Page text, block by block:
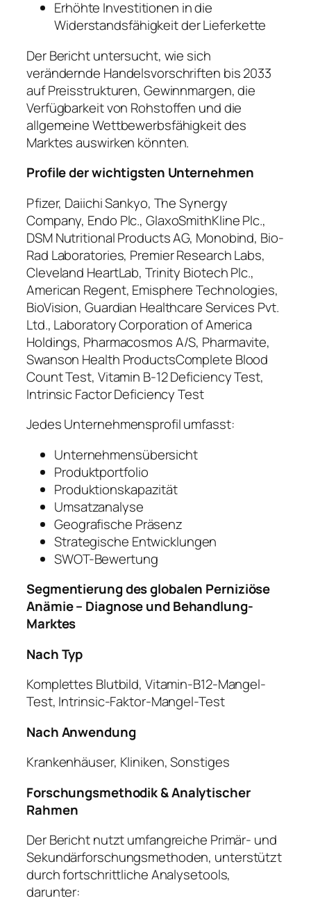
Erhöhte Investitionen in die
Widerstandsfähigkeit der Lieferkette
Der Bericht untersucht, wie sich
verändernde Handelsvorschriften bis 2033
auf Preisstrukturen, Gewinnmargen, die
Verfügbarkeit von Rohstoffen und die
allgemeine Wettbewerbsfähigkeit des
Marktes auswirken könnten.
Profile der wichtigsten Unternehmen
Pfizer, Daiichi Sankyo, The Synergy
Company, Endo Plc., GlaxoSmithKline Plc.,
DSM Nutritional Products AG, Monobind, Bio-
Rad Laboratories, Premier Research Labs,
Cleveland HeartLab, Trinity Biotech Plc.,
American Regent, Emisphere Technologies,
BioVision, Guardian Healthcare Services Pvt.
Ltd., Laboratory Corporation of America
Holdings, Pharmacosmos A/S, Pharmavite,
Swanson Health ProductsComplete Blood
Count Test, Vitamin B-12 Deficiency Test,
Intrinsic Factor Deficiency Test
Jedes Unternehmensprofil umfasst:
Unternehmensübersicht
Produktportfolio
Produktionskapazität
Umsatzanalyse
Geografische Präsenz
Strategische Entwicklungen
SWOT-Bewertung
Segmentierung des globalen Perniziöse
Anämie – Diagnose und Behandlung-
Marktes
Nach Typ
Komplettes Blutbild, Vitamin-B12-Mangel-
Test, Intrinsic-Faktor-Mangel-Test
Nach Anwendung
Krankenhäuser, Kliniken, Sonstiges
Forschungsmethodik & Analytischer
Rahmen
Der Bericht nutzt umfangreiche Primär- und
Sekundärforschungsmethoden, unterstützt
durch fortschrittliche Analysetools,
darunter: